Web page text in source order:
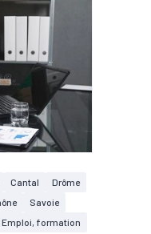
Cantal
Drôme
Savoie
Emploi, formation